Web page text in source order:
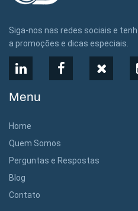
Siga-nos nas redes sociais e
a promoções e dicas especiais.
LinkedInFacebook
Menu
Home
Quem Somos
Perguntas e Respostas
Blog
Contato